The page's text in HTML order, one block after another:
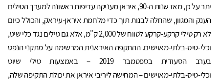
יתר על כן, מאז שנות ה-90, איראן מעניקה עדיפות ראשונה למערך הטילים
הענק והמגוון, שהחלה לבנות תוך כדי מלחמת איראן-עיראק, והכולל כיום
לא רק טילי קרקע-קרקע לטווח של 2,000 ק"מ, אלא גם טילים נגד כלי שיט,
וכלי-טיס-בלתי-מאוישים. ההתקפה האיראנית המרשימה על מתקני הנפט
בערב הסעודית בספטמבר 2019 – באמצעות טילי שיוט
וכלי-טיס-בלתי-מאוישים – המחישה ליריבי איראן את יכולת התקיפה שלה,